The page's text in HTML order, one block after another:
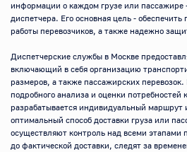
информации о каждом грузе или пассажире
диспетчера. Его основная цель -
работы перевозчиков, а также надежно
Диспетчерские службы в Москве
включающий в себя организацию
размеров, а также пассажирских
подробного анализа и оценки потребностей
разрабатывается индивидуальный маршрут
оптимальный способ доставки груза или
осуществляют контроль над всеми этапами
до фактической доставки, следят за